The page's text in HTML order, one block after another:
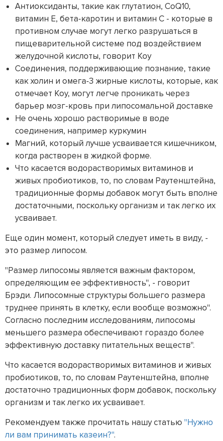
Антиоксиданты, такие как глутатион, CoQ10,
витамин Е, бета-каротин и витамин С - которые в
противном случае могут легко разрушаться в
пищеварительной системе под воздействием
желудочной кислоты, говорит Коу
Соединения, поддерживающие познание, такие
как холин и омега-3 жирные кислоты, которые, как
отмечает Коу, могут легче проникать через
барьер мозг-кровь при липосомальной доставке
Не очень хорошо растворимые в воде
соединения, например куркумин
Магний, который лучше усваивается кишечником,
когда растворен в жидкой форме.
Что касается водорастворимых витаминов и
живых пробиотиков, то, по словам Раутенштейна,
традиционные формы добавок могут быть вполне
достаточными, поскольку организм и так легко их
усваивает.
Еще один момент, который следует иметь в виду, -
это размер липосом.
"Размер липосомы является важным фактором,
определяющим ее эффективность", - говорит
Брэди. Липосомные структуры большего размера
труднее принять в клетку, если вообще возможно".
Согласно последним исследованиям, липосомы
меньшего размера обеспечивают гораздо более
эффективную доставку питательных веществ".
Что касается водорастворимых витаминов и живых
пробиотиков, то, по словам Раутенштейна, вполне
достаточно традиционных форм добавок, поскольку
организм и так легко их усваивает.
Рекомендуем также прочитать нашу статью "Нужно
ли вам принимать казеин?".